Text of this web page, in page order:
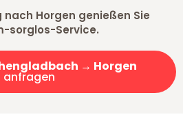
nach Horgen genießen Sie
sorglos-Service.
→ Horgen
anfragen